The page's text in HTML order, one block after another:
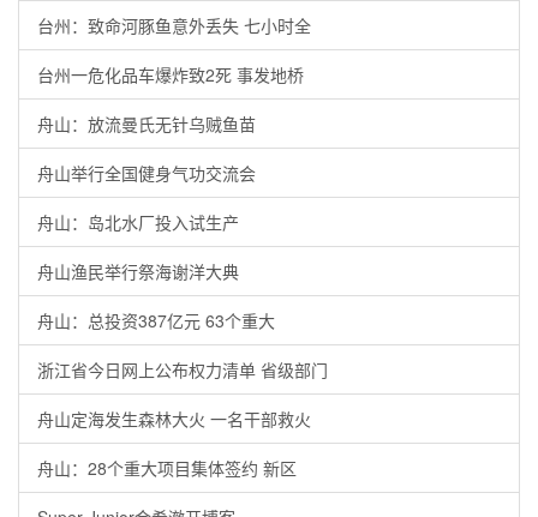
台州：致命河豚鱼意外丢失 七小时全
台州一危化品车爆炸致2死 事发地桥
舟山：放流曼氏无针乌贼鱼苗
舟山举行全国健身气功交流会
舟山：岛北水厂投入试生产
舟山渔民举行祭海谢洋大典
舟山：总投资387亿元 63个重大
浙江省今日网上公布权力清单 省级部门
舟山定海发生森林大火 一名干部救火
舟山：28个重大项目集体签约 新区